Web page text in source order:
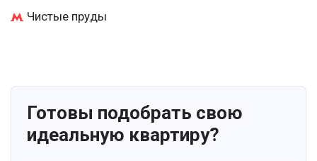
Чистые пруды
Готовы подобрать свою
идеальную квартиру?